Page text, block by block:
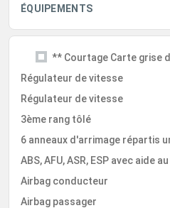
ÉQUIPEMENTS
** Courtage Carte grise
Régulateur de vitesse
Régulateur de vitesse
3ème rang tôlé
6 anneaux d'arrimage répartis
ABS, AFU, ASR, ESP avec aide
Airbag conducteur
Airbag passager